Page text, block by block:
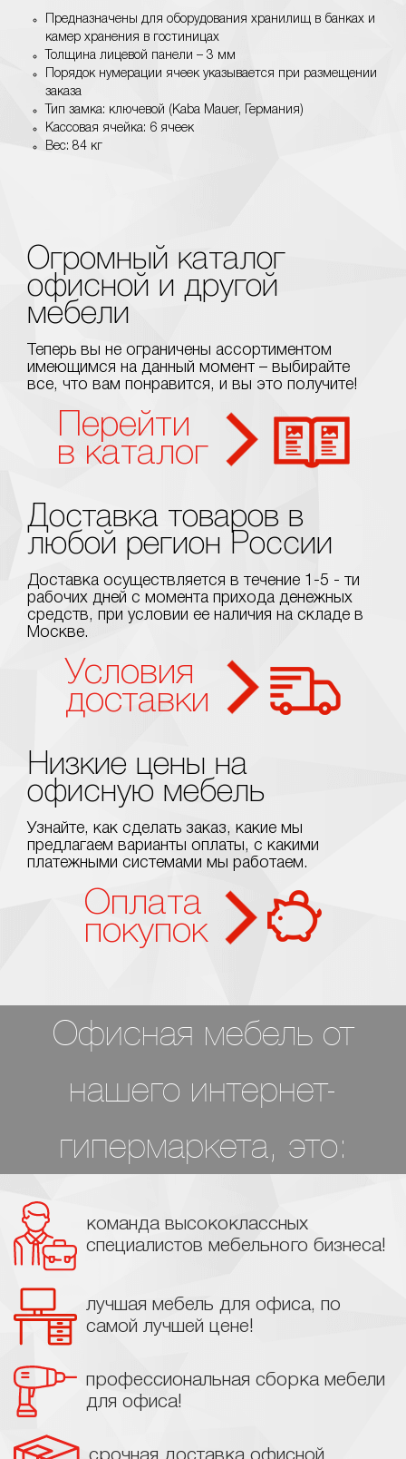
Предназначены для оборудования хранилищ в банках и
камер хранения в гостиницах
Толщина лицевой панели – 3 мм
Порядок нумерации ячеек указывается при размещении
заказа
Тип замка: ключевой (Kaba Mauer, Германия)
Кассовая ячейка: 6 ячеек
Вес: 84 кг
Огромный каталог
офисной и другой
мебели
Теперь вы не ограничены ассортиментом
имеющимся на данный момент – выбирайте
все, что вам понравится, и вы это получите!
Перейти
в каталог
Доставка товаров в
любой регион России
Доставка осуществляется в течение 1-5 - ти
рабочих дней с момента прихода денежных
средств, при условии ее наличия на складе в
Москве.
Условия
доставки
Низкие цены на
офисную мебель
Узнайте, как сделать заказ, какие мы
предлагаем варианты оплаты, с какими
платежными системами мы работаем.
Оплата
покупок
Офисная мебель от
нашего интернет-
гипермаркета, это:
команда высококлассных
специалистов мебельного бизнеса!
лучшая мебель для офиса, по
самой лучшей цене!
профессиональная сборка мебели
для офиса!